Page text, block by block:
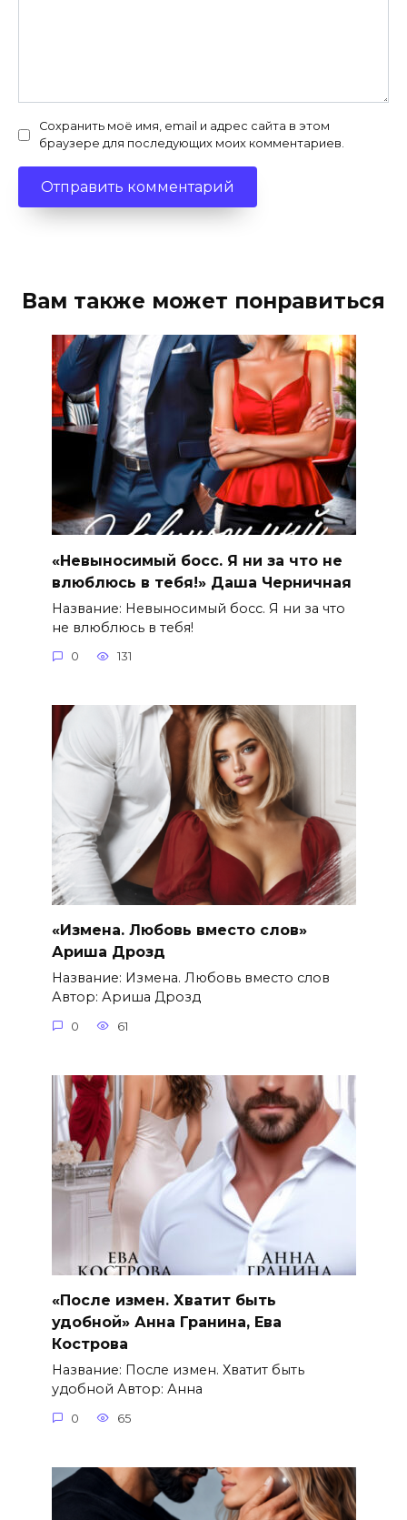
Сохранить моё имя, email и адрес сайта в этом
браузере для последующих моих комментариев.
Вам также может понравиться
«Невыносимый босс. Я ни за что не
влюблюсь в тебя!» Даша Черничная
Название: Невыносимый босс. Я ни за что
не влюблюсь в тебя!
0 131
«Измена. Любовь вместо слов»
Ариша Дрозд
Название: Измена. Любовь вместо слов
Автор: Ариша Дрозд
0 61
«После измен. Хватит быть
удобной» Анна Гранина, Ева
Кострова
Название: После измен. Хватит быть
удобной Автор: Анна
0 65